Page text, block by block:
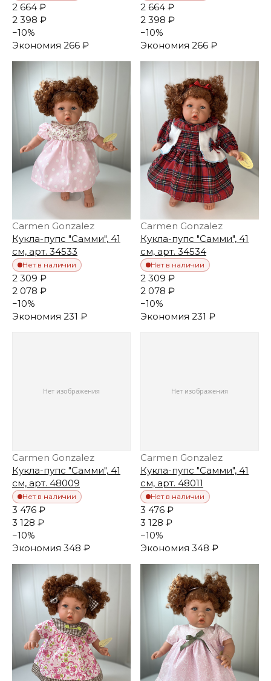
2 664 ₽
2 398 ₽
−10%
Экономия 266 ₽
2 664 ₽
2 398 ₽
−10%
Экономия 266 ₽
Carmen Gonzalez
Кукла-пупс "Самми", 41
см, арт. 34533
Нет в наличии
2 309 ₽
2 078 ₽
−10%
Экономия 231 ₽
Carmen Gonzalez
Кукла-пупс "Самми", 41
см, арт. 34534
Нет в наличии
2 309 ₽
2 078 ₽
−10%
Экономия 231 ₽
Carmen Gonzalez
Кукла-пупс "Самми", 41
см, арт. 48009
Нет в наличии
3 476 ₽
3 128 ₽
−10%
Экономия 348 ₽
Carmen Gonzalez
Кукла-пупс "Самми", 41
см, арт. 48011
Нет в наличии
3 476 ₽
3 128 ₽
−10%
Экономия 348 ₽